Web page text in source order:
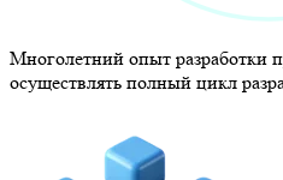
Многолетний опыт разработки
осуществлять полный цикл